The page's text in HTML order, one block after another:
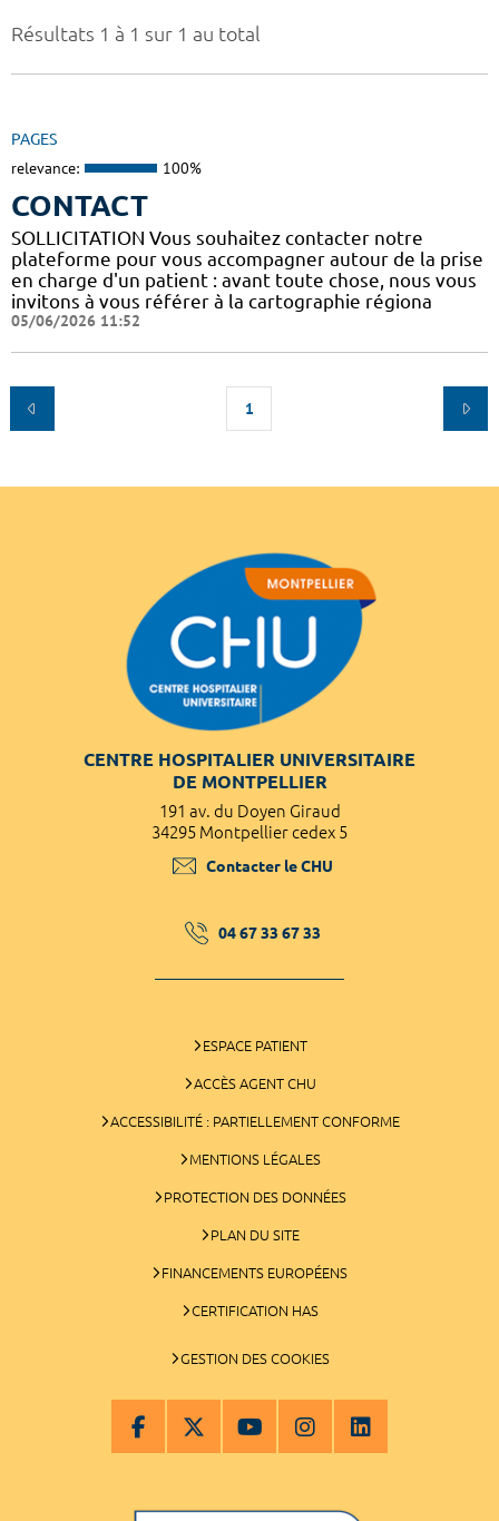
Résultats 1 à 1 sur 1 au total
PAGES
relevance: 100%
CONTACT
SOLLICITATION Vous souhaitez contacter notre
plateforme pour vous accompagner autour de la prise
en charge d'un patient : avant toute chose, nous vous
invitons à vous référer à la cartographie régiona
05/06/2026 11:52
1
CENTRE HOSPITALIER UNIVERSITAIRE
DE MONTPELLIER
191 av. du Doyen Giraud
34295 Montpellier cedex 5
Contacter le CHU
04 67 33 67 33
ESPACE PATIENT
ACCÈS AGENT CHU
ACCESSIBILITÉ : PARTIELLEMENT CONFORME
MENTIONS LÉGALES
PROTECTION DES DONNÉES
PLAN DU SITE
FINANCEMENTS EUROPÉENS
CERTIFICATION HAS
GESTION DES COOKIES